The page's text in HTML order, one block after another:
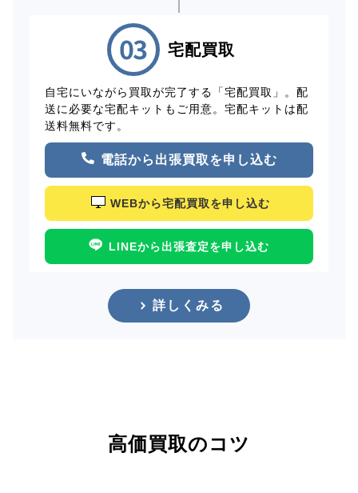
宅配買取
自宅にいながら買取が完了する「宅配買取」。配
送に必要な宅配キットもご用意。宅配キットは配
送料無料です。
電話から出張買取を申し込む
WEBから宅配買取を申し込む
LINEから出張査定を申し込む
詳しくみる
高価買取のコツ